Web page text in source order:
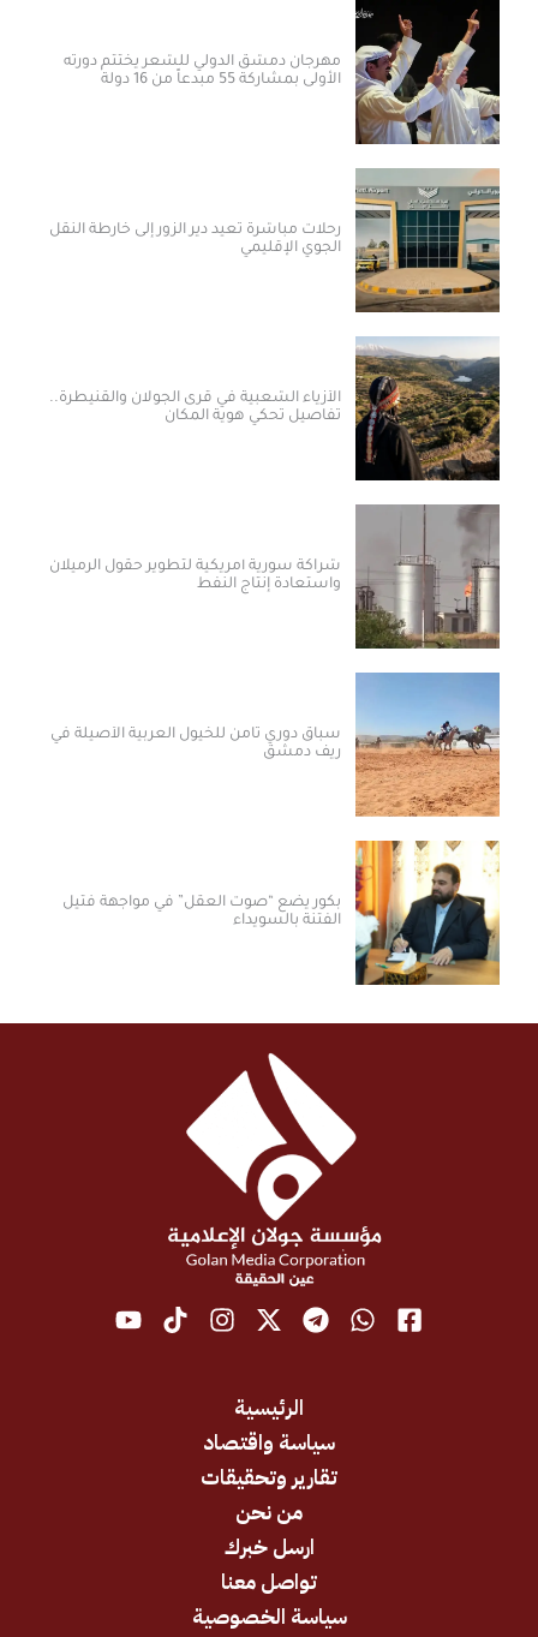
مهرجان دمشق الدولي للشعر يختتم دورته
الأولى بمشاركة 55 مبدعاً من 16 دولة
رحلات مباشرة تعيد دير الزور إلى خارطة النقل
الجوي الإقليمي
الأزياء الشعبية في قرى الجولان والقنيطرة..
تفاصيل تحكي هوية المكان
شراكة سورية أمريكية لتطوير حقول الرميلان
واستعادة إنتاج النفط
سباق دوري ثامن للخيول العربية الأصيلة في
ريف دمشق
بكور يضع “صوت العقل” في مواجهة فتيل
الفتنة بالسويداء
سياسة واقتصاد
تقارير وتحقيقات
ارسل خبرك
تواصل معنا
سياسة الخصوصية